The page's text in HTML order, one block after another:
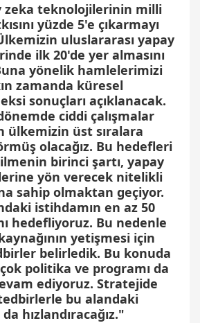
zeka teknolojilerinin milli
yüzde 5'e çıkarmayı
uluslararası yapay
ilk 20'de yer almasını
yönelik hamlelerimizi
zamanda küresel
sonuçları açıklanacak.
ciddi çalışmalar
ülkemizin üst sıralara
olacağız. Bu hedefleri
birinci şartı, yapay
yön verecek nitelikli
sahip olmaktan geçiyor.
istihdamın en az 50
hedefliyoruz. Bu nedenle
yetişmesi için
belirledik. Bu konuda
politika ve programı da
ediyoruz. Stratejide
bu alandaki
hızlandıracağız."